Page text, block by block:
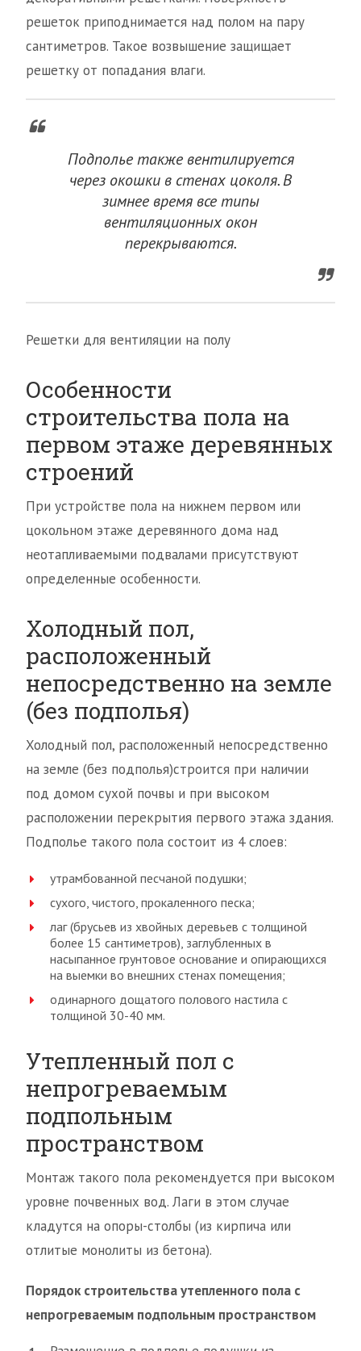
решеток приподнимается над полом на пару
сантиметров. Такое возвышение защищает
решетку от попадания влаги.
Подполье также вентилируется
через окошки в стенах цоколя. В
зимнее время все типы
вентиляционных окон
перекрываются.
Решетки для вентиляции на полу
Особенности
строительства пола на
первом этаже деревянных
строений
При устройстве пола на нижнем первом или
цокольном этаже деревянного дома над
неотапливаемыми подвалами присутствуют
определенные особенности.
Холодный пол,
расположенный
непосредственно на земле
(без подполья)
Холодный пол, расположенный непосредственно
на земле (без подполья)строится при наличии
под домом сухой почвы и при высоком
расположении перекрытия первого этажа здания.
Подполье такого пола состоит из 4 слоев:
утрамбованной песчаной подушки;
сухого, чистого, прокаленного песка;
лаг (брусьев из хвойных деревьев с толщиной
более 15 сантиметров), заглубленных в
насыпанное грунтовое основание и опирающихся
на выемки во внешних стенах помещения;
одинарного дощатого полового настила с
толщиной 30-40 мм.
Утепленный пол с
непрогреваемым
подпольным
пространством
Монтаж такого пола рекомендуется при высоком
уровне почвенных вод. Лаги в этом случае
кладутся на опоры-столбы (из кирпича или
отлитые монолиты из бетона).
Порядок строительства утепленного пола с
непрогреваемым подпольным пространством